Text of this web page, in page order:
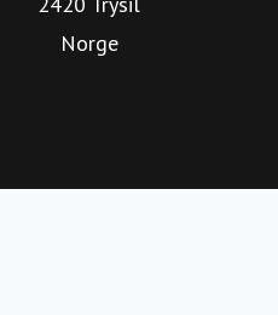
med en offensiv satsning
Norge